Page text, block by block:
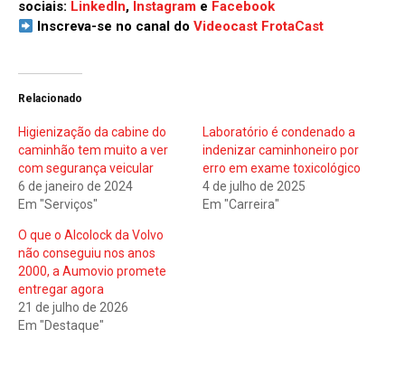
sociais: LinkedIn, Instagram e Facebook
Inscreva-se no canal doVideocast FrotaCast
Relacionado
Higienização da cabine do
caminhão tem muito a ver
com segurança veicular
6 de janeiro de 2024
Em "Serviços"
Laboratório é condenado a
indenizar caminhoneiro por
erro em exame toxicológico
4 de julho de 2025
Em "Carreira"
O que o Alcolock da Volvo
não conseguiu nos anos
2000, a Aumovio promete
entregar agora
21 de julho de 2026
Em "Destaque"